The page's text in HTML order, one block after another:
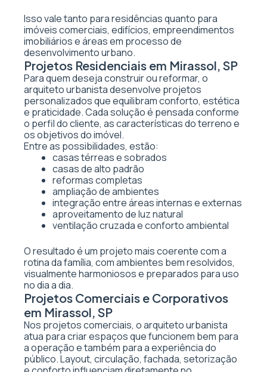
Isso vale tanto para residências quanto para
imóveis comerciais, edifícios, empreendimentos
imobiliários e áreas em processo de
desenvolvimento urbano.
Projetos Residenciais em Mirassol, SP
Para quem deseja construir ou reformar, o
arquiteto urbanista desenvolve projetos
personalizados que equilibram conforto, estética
e praticidade. Cada solução é pensada conforme
o perfil do cliente, as características do terreno e
os objetivos do imóvel.
Entre as possibilidades, estão:
casas térreas e sobrados
casas de alto padrão
reformas completas
ampliação de ambientes
integração entre áreas internas e externas
aproveitamento de luz natural
ventilação cruzada e conforto ambiental
O resultado é um projeto mais coerente com a
rotina da família, com ambientes bem resolvidos,
visualmente harmoniosos e preparados para uso
no dia a dia.
Projetos Comerciais e Corporativos
em Mirassol, SP
Nos projetos comerciais, o arquiteto urbanista
atua para criar espaços que funcionem bem para
a operação e também para a experiência do
público. Layout, circulação, fachada, setorização